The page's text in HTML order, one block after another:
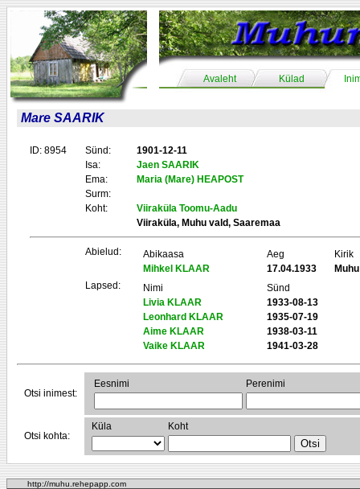
Avaleht Külad
Mare SAARIK
ID: 8954 Sünd:
1901-12-11
Isa:
Jaen SAARIK
Ema:
Maria (Mare) HEAPOST
Surm:
Koht:
Viiraküla Toomu-Aadu
Viiraküla, Muhu vald, Saaremaa
Abielud: Abikaasa Aeg
Kirik
Mihkel KLAAR
17.04.1933
Muhu
Lapsed:
Nimi
Sünd
Livia KLAAR
1933-08-13
Leonhard KLAAR
1935-07-19
Aime KLAAR
1938-03-11
Vaike KLAAR
1941-03-28
Otsi inimest:
Eesnimi Perenimi
Otsi kohta:
Küla Koht
http://muhu.rehepapp.com